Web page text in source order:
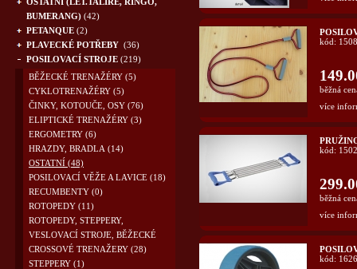
BUMERANG) (42)
PETANQUE (2)
PLAVECKÉ POTŘEBY (36)
POSILOVACÍ STROJE (219)
BĚŽECKÉ TRENAŽÉRY (5)
CYKLOTRENAŽÉRY (5)
ČINKY, KOTOUČE, OSY (76)
ELIPTICKÉ TRENAŽÉRY (3)
ERGOMETRY (6)
HRAZDY, BRADLA (14)
OSTATNÍ (48)
POSILOVACÍ VĚŽE A LAVICE (18)
RECUMBENTY (0)
ROTOPEDY (11)
ROTOPEDY, STEPPERY,
VESLOVACÍ STROJE, BĚŽECKÉ
CROSSOVÉ TRENAŽERY (28)
STEPPERY (1)
kód:
běžná
více
kód:
běžná
více
kód: